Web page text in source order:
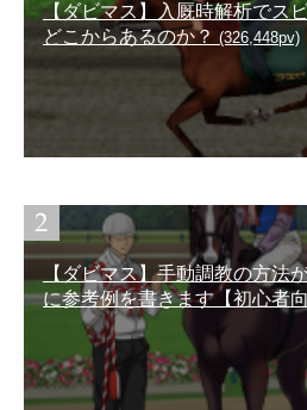
【ダビマス】入厩時解析でス
どこからあるのか？ (326,448pv)
【ダビマス】手動調教の方法
に参考例を書きます【初心者向